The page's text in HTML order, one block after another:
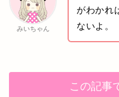
みいちゃん
がわかれ
ないよ。
この記事